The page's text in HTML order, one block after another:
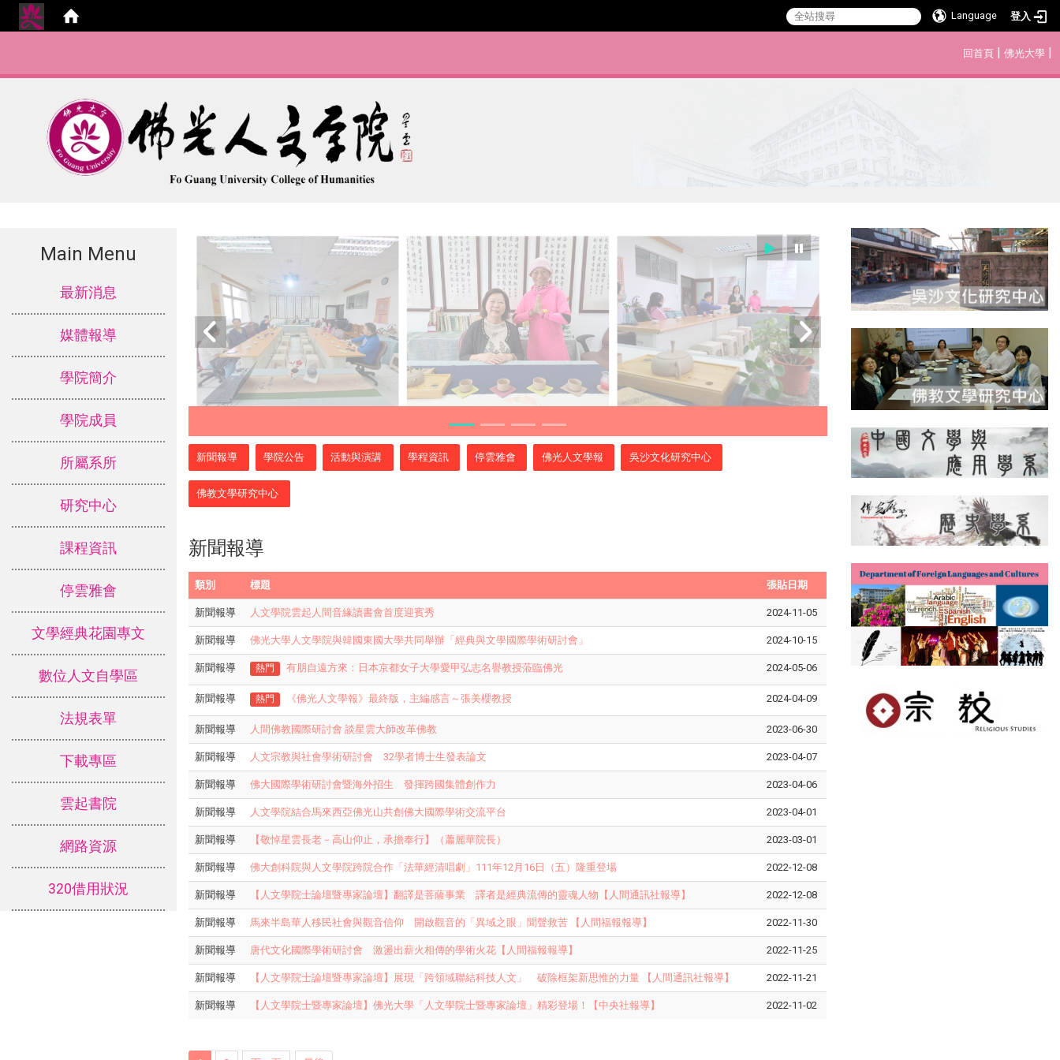
Language 登入
回首頁 | 佛光大學 |
Main Menu
最新消息
媒體報導
學院簡介
學院成員
所屬系所
研究中心
課程資訊
停雲雅會
文學經典花園專文
數位人文自學區
法規表單
下載專區
雲起書院
網路資源
320借用狀況
新聞報導 學院公告 活動與演講 學程資訊 停雲雅會 佛光人文學報 吳沙文化研究中心
佛教文學研究中心
新聞報導
類別 標題 張貼日期
新聞報導 人文學院雲起人間音緣讀書會首度迎賓秀 2024-11-05
新聞報導 佛光大學人文學院與韓國東國大學共同舉辦「經典與文學國際學術研討會」 2024-10-15
新聞報導 熱門 有朋自遠方來：日本京都女子大學愛甲弘志名譽教授蒞臨佛光 2024-05-06
新聞報導 熱門 《佛光人文學報》最終版，主編感言～張美櫻教授 2024-04-09
新聞報導 人間佛教國際研討會 談星雲大師改革佛教 2023-06-30
新聞報導 人文宗教與社會學術研討會 32學者博士生發表論文 2023-04-07
新聞報導 佛大國際學術研討會暨海外招生 發揮跨國集體創作力 2023-04-06
新聞報導 人文學院結合馬來西亞佛光山共創佛大國際學術交流平台 2023-04-01
新聞報導 【敬悼星雲長老－高山仰止，承擔奉行】（蕭麗華院長） 2023-03-01
新聞報導 佛大創科院與人文學院跨院合作「法華經清唱劇」111年12月16日（五）隆重登場 2022-12-08
新聞報導 【人文學院士論壇暨專家論壇】翻譯是菩薩事業 譯者是經典流傳的靈魂人物【人間通訊社報導】 2022-12-08
新聞報導 馬來半島華人移民社會與觀音信仰 開啟觀音的「異域之眼」聞聲救苦 【人間福報報導】 2022-11-30
新聞報導 唐代文化國際學術研討會 激盪出薪火相傳的學術火花【人間福報報導】 2022-11-25
新聞報導 【人文學院士論壇暨專家論壇】展現「跨領域聯結科技人文」 破除框架新思惟的力量 【人間通訊社報導】 2022-11-21
新聞報導 【人文學院士暨專家論壇】佛光大學「人文學院士暨專家論壇」精彩登場！【中央社報導】 2022-11-02